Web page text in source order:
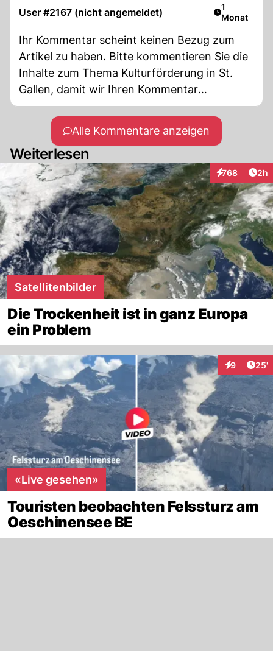
User #2167 (nicht angemeldet) Artikel
1
Monat
Ihr Kommentar scheint keinen Bezug zum
Artikel zu haben. Bitte kommentieren Sie die
Inhalte zum Thema Kulturförderung in St.
Gallen, damit wir Ihren Kommentar
veröffentlichen können.
Alle Kommentare anzeigen
Weiterlesen
768
Interaktionen
2h
Satellitenbilder
Die Trockenheit ist in ganz Europa
ein Problem
9 25'
«Live gesehen»
Touristen beobachten Felssturz am
Oeschinensee BE